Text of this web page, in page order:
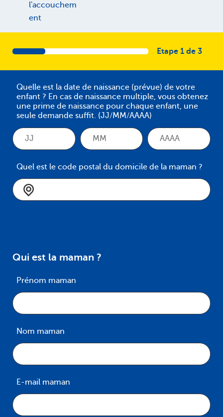
l'accouchem
ent
Etape 1 de 3
Quelle est la date de naissance (prévue) de votre
enfant ? En cas de naissance multiple, vous obtenez
une prime de naissance pour chaque enfant, une
seule demande suffit. (JJ/MM/AAAA)
Quel est le code postal du domicile de la maman ?
Qui est la maman ?
Prénom maman
Nom maman
E-mail maman